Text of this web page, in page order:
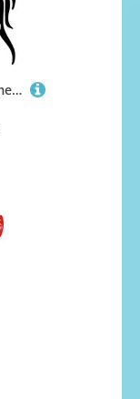
TOMALL 4 Stück 19cm Flamme Reflektierend Aufkleber für Auto Rennsport Sportstreifen Aufkleber für Golfwagen Vinyl Wasserdichte Dekoration für Karosserie Truck SUV Geländewagen Skateboard (Schwarz)